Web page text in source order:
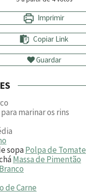
Imprimir
Copiar Link
Guardar
para marinar os rins
sopaPolpa de Tomate
Massa de Pimentão
de Carne